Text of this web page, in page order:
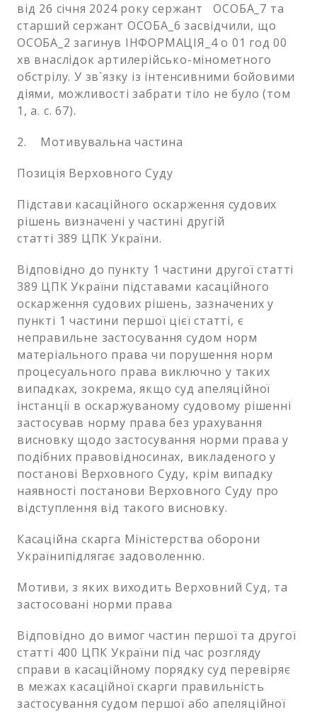
від 26 січня 2024 року сержант ОСОБА_7 та
старший сержант ОСОБА_6 засвідчили, що
ОСОБА_2 загинув ІНФОРМАЦІЯ_4 о 01 год 00
хв внаслідок артилерійсько-мінометного
обстрілу. У зв`язку із інтенсивними бойовими
діями, можливості забрати тіло не було (том
1, а. с. 67).
2. Мотивувальна частина
Позиція Верховного Суду
Підстави касаційного оскарження судових
рішень визначені у частині другій
статті 389 ЦПК України.
Відповідно до пункту 1 частини другої статті
389 ЦПК України підставами касаційного
оскарження судових рішень, зазначених у
пункті 1 частини першої цієї статті, є
неправильне застосування судом норм
матеріального права чи порушення норм
процесуального права виключно у таких
випадках, зокрема, якщо суд апеляційної
інстанції в оскаржуваному судовому рішенні
застосував норму права без урахування
висновку щодо застосування норми права у
подібних правовідносинах, викладеного у
постанові Верховного Суду, крім випадку
наявності постанови Верховного Суду про
відступлення від такого висновку.
Касаційна скарга Міністерства оборони
Українипідлягає задоволенню.
Мотиви, з яких виходить Верховний Суд, та
застосовані норми права
Відповідно до вимог частин першої та другої
статті 400 ЦПК України під час розгляду
справи в касаційному порядку суд перевіряє
в межах касаційної скарги правильність
застосування судом першої або апеляційної